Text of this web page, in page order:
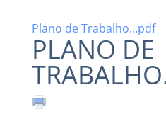
Plano de Trabalho…pdf
PLANO DE